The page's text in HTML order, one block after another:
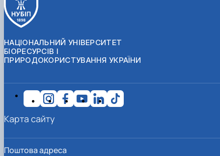
НАЦІОНАЛЬНИЙ УНІВЕРСИТЕТ
БІОРЕСУРСІВ І
ПРИРОДОКОРИСТУВАННЯ УКРАЇНИ
Поштова адреса
Карта сайту